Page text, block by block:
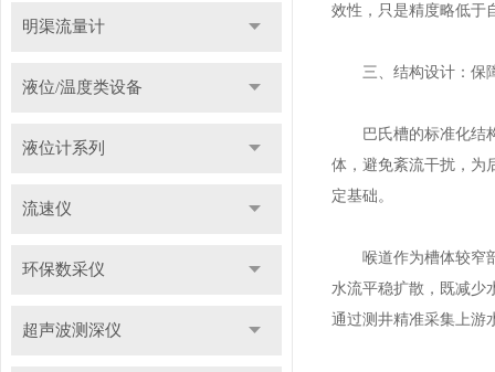
明渠流量计
液位/温度类设备
液位计系列
流速仪
环保数采仪
超声波测深仪
效性，只是精度略低于
三、结构设计：保
巴氏槽的标准化结构
体，避免紊流干扰，为
定基础。
喉道作为槽体较窄部
水流平稳扩散，既减少
通过测井精准采集上游